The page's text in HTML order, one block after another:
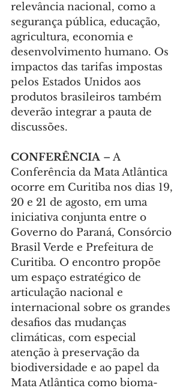
relevância nacional, como a
segurança pública, educação,
agricultura, economia e
desenvolvimento humano. Os
impactos das tarifas impostas
pelos Estados Unidos aos
produtos brasileiros também
deverão integrar a pauta de
discussões.
CONFERÊNCIA – A
Conferência da Mata Atlântica
ocorre em Curitiba nos dias 19,
20 e 21 de agosto, em uma
iniciativa conjunta entre o
Governo do Paraná, Consórcio
Brasil Verde e Prefeitura de
Curitiba. O encontro propõe
um espaço estratégico de
articulação nacional e
internacional sobre os grandes
desafios das mudanças
climáticas, com especial
atenção à preservação da
biodiversidade e ao papel da
Mata Atlântica como bioma-